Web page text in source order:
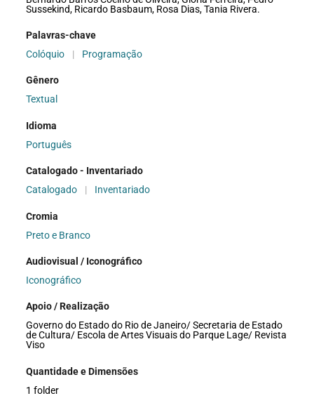
Sussekind, Ricardo Basbaum, Rosa Dias, Tania Rivera.
Palavras-chave
Colóquio
| Programação
Gênero
Textual
Idioma
Português
Catalogado - Inventariado
Catalogado
| Inventariado
Cromia
Preto e Branco
Audiovisual / Iconográfico
Iconográfico
Apoio / Realização
Governo do Estado do Rio de Janeiro/ Secretaria de Estado
de Cultura/ Escola de Artes Visuais do Parque Lage/ Revista
Viso
Quantidade e Dimensões
1 folder